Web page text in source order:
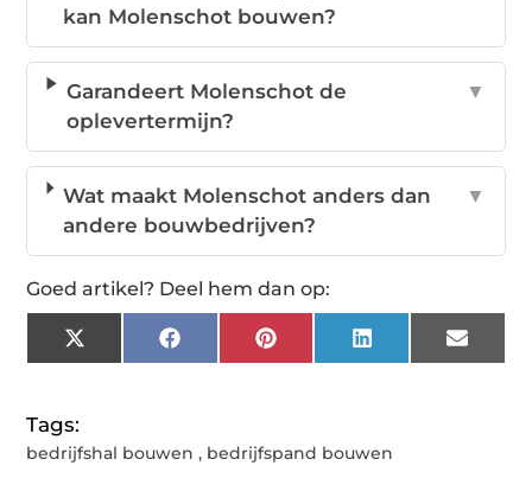
kan Molenschot bouwen?
Garandeert Molenschot de
oplevertermijn?
▼
Wat maakt Molenschot anders dan
andere bouwbedrijven?
▼
Goed artikel? Deel hem dan op:
X
(Twitter)
FacebookPinterestLinkedInEmail
Tags:
bedrijfshal bouwen , bedrijfspand bouwen